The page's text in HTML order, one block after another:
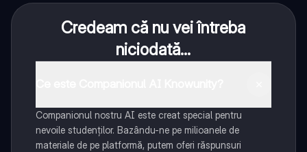
Credeam că nu vei întreba
niciodată...
Companionul nostru AI este creat special pentru
nevoile studenților. Bazându-ne pe milioanele de
materiale de pe platformă, putem oferi răspunsuri